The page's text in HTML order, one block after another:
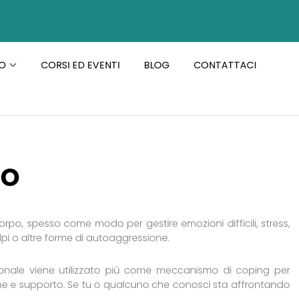
CORSI ED EVENTI BLOG
CONTATTACI
spesso come modo per gestire emozioni difficili, stress,
o altre forme di autoaggressione.
viene utilizzato più come meccanismo di coping per
e supporto. Se tu o qualcuno che conosci sta affrontando